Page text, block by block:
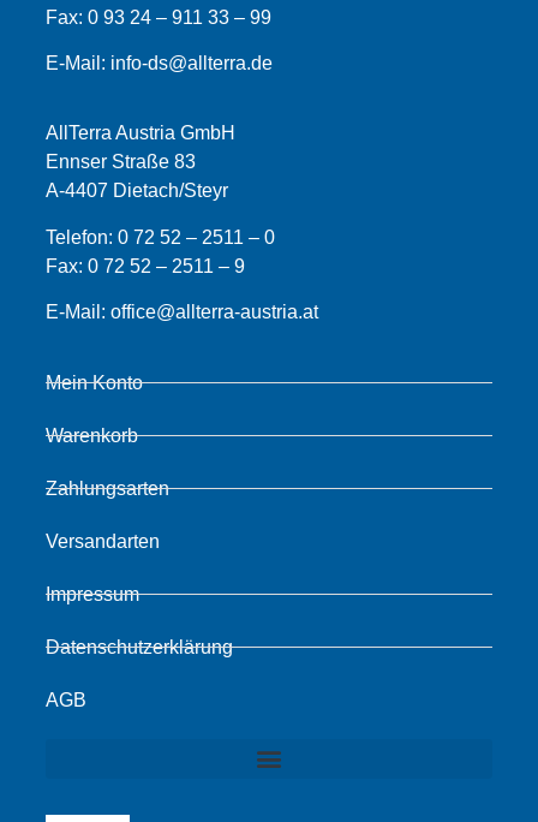
Fax:0 93 24 – 911 33 –99
E-Mail: info-ds@allterra.de
AllTerra Austria GmbH
Ennser Straße 83
A-4407 Dietach/Steyr
Telefon:0 72 52 – 2511 – 0
Fax:0 72 52 – 2511 – 9
E-Mail:office@allterra-austria.at
Mein Konto
Warenkorb
Zahlungsarten
Versandarten
Impressum
Datenschutzerklärung
AGB